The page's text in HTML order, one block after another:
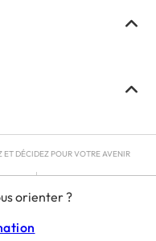
orienter ?
DÉCIDEZ POUR VOTRE AVENIR